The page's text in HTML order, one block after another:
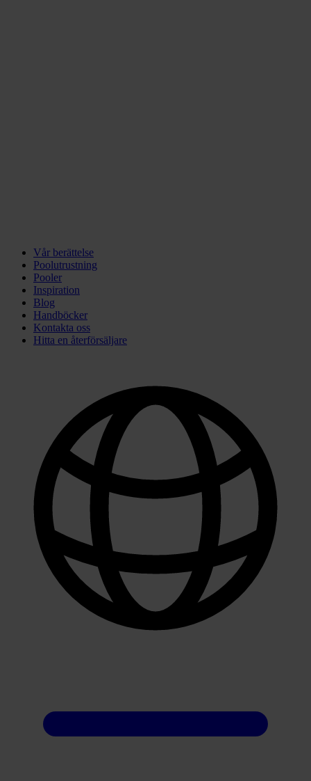
Vår berättelse
Poolutrustning
Pooler
Inspiration
Blog
Handböcker
Kontakta oss
Hitta en återförsäljare